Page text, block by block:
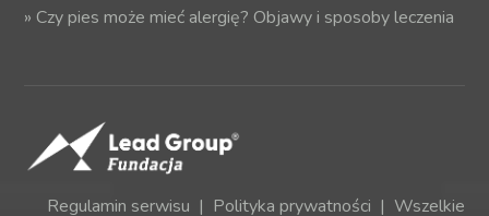
»Czy pies może mieć alergię? Objawy i sposoby leczenia
Regulamin serwisu | Polityka prywatności | Wszelkie